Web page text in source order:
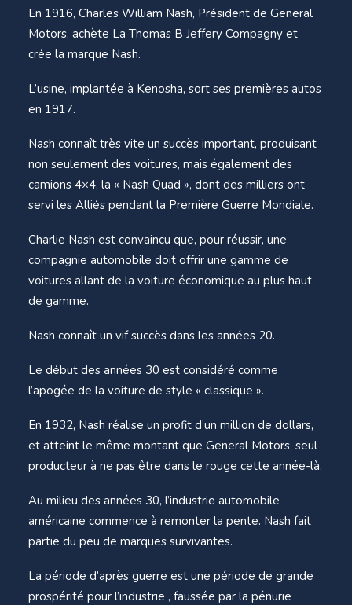
En 1916, Charles William Nash, Président de General
Motors, achète La Thomas B Jeffery Compagny et
crée la marque Nash.
L’usine, implantée à Kenosha, sort ses premières autos
en 1917.
Nash connaît très vite un succès important, produisant
non seulement des voitures, mais également des
camions 4×4, la « Nash Quad », dont des milliers ont
servi les Alliés pendant la Première Guerre Mondiale.
Charlie Nash est convaincu que, pour réussir, une
compagnie automobile doit offrir une gamme de
voitures allant de la voiture économique au plus haut
de gamme.
Nash connaît un vif succès dans les années 20.
Le début des années 30 est considéré comme
l’apogée de la voiture de style « classique ».
En 1932, Nash réalise un profit d’un million de dollars,
et atteint le même montant que General Motors, seul
producteur à ne pas être dans le rouge cette année-là.
Au milieu des années 30, l’industrie automobile
américaine commence à remonter la pente. Nash fait
partie du peu de marques survivantes.
La période d’après guerre est une période de grande
prospérité pour l’industrie , faussée par la pénurie